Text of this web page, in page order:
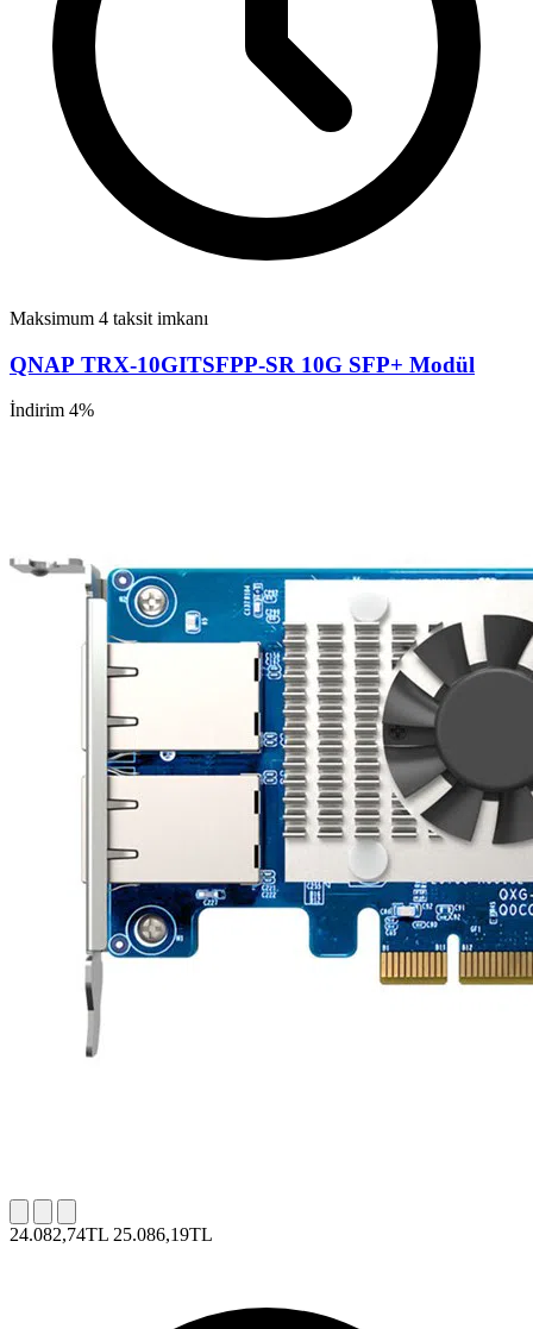
Maksimum 4 taksit imkanı
QNAP TRX-10GITSFPP-SR 10G SFP+ Modül
İndirim 4%
24.082,74TL 25.086,19TL